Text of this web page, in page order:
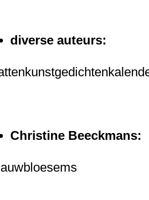
diverse auteurs:
Christine Beeckmans: